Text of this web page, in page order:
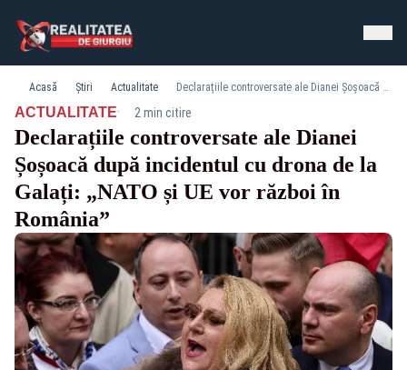
Acasă Știri Actualitate Declarațiile controversate ale Dianei Șoșoacă după incidentul cu drona de la Galați: „NATO și UE vor război în România”
ACTUALITATE· 2 min citire
Declarațiile controversate ale Dianei
Șoșoacă după incidentul cu drona de la
Galați: „NATO și UE vor război în
România”